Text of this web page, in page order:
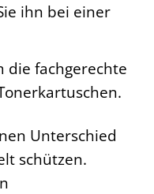
ihn bei einer
die fachgerechte
Unterschied
schützen.